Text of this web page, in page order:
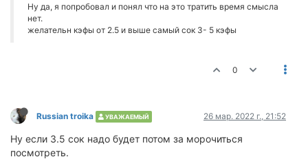
Ну да, я попробовал и понял что на это тратить время смысла
нет.
желательн кэфы от 2.5 и выше самый сок 3- 5 кэфы
0
Russian troika УВАЖАЕМЫЙ 26 мар. 2022 г., 21:52
Ну если 3.5 сок надо будет потом за морочиться
посмотреть.